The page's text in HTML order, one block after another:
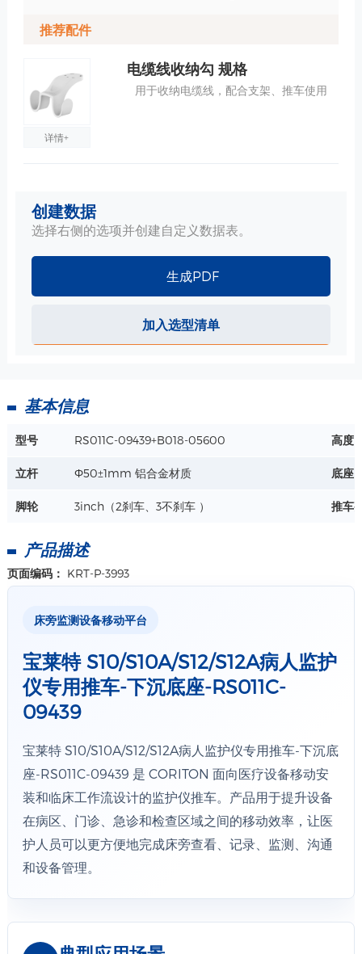
推荐配件
详情+
电缆线收纳勾 规格
用于收纳电缆线，配合支架、推车使用
详情+
尺寸 : 320*210*100 mm
材质 : ABS、抗菌。耐用，易清洗
创建数据
选择右侧的选项并创建自定义数据表。
生成PDF
加入选型清单
基本信息
型号 RS011C-09439+B018-05600 高度
立杆 Ф50±1mm 铝合金材质 底座
脚轮 3inch（2刹车、3不刹车 ） 推车
产品描述
页面编码： KRT-P-3993
床旁监测设备移动平台
宝莱特 S10/S10A/S12/S12A病人监护
仪专用推车-下沉底座-RS011C-
09439
宝莱特 S10/S10A/S12/S12A病人监护仪专用推车-下沉底
座-RS011C-09439 是 CORITON 面向医疗设备移动安
装和临床工作流设计的监护仪推车。产品用于提升设备
在病区、门诊、急诊和检查区域之间的移动效率，让医
护人员可以更方便地完成床旁查看、记录、监测、沟通
和设备管理。